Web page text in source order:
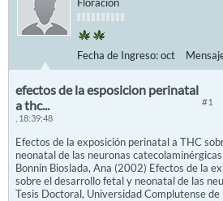
Fecha de Ingreso:oct
#1
efectos de la esposicion perinatal
a thc...
, 18:39:48
Efectos de la exposición perinatal a THC
neonatal de las neuronas catecolaminérgicas
Bonnin Bioslada, Ana (2002) Efectos de la
sobre el desarrollo fetal y neonatal de las
Tesis Doctoral, Universidad Complutense de